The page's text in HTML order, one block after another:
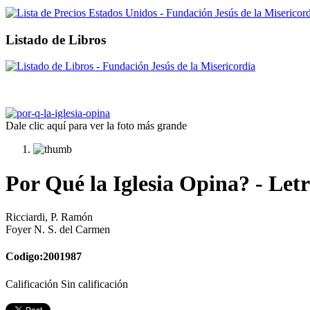
Listado de Libros
Dale clic aquí para ver la foto más grande
Por Qué la Iglesia Opina? -
Ricciardi, P. Ramón
Foyer N. S. del Carmen
Codigo:2001987
Calificación Sin calificación